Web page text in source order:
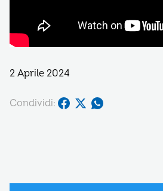
2 Aprile 2024
Condividi: